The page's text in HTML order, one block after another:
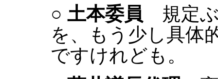
○土本委員
規定
を、もう少し具体
ですけれども。